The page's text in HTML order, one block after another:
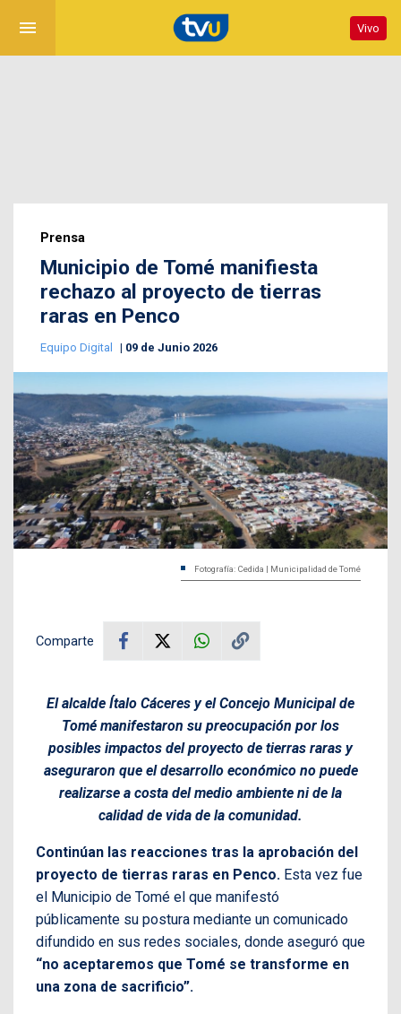
menu Vivo
Prensa
Municipio de Tomé manifiesta
rechazo al proyecto de tierras
raras en Penco
Equipo Digital 09 de Junio 2026
Fotografía: Cedida | Municipalidad de Tomé
Comparte
El alcalde Ítalo Cáceres y el Concejo Municipal de
Tomé manifestaron su preocupación por los
posibles impactos del proyecto de tierras raras y
aseguraron que el desarrollo económico no puede
realizarse a costa del medio ambiente ni de la
calidad de vida de la comunidad.
Continúan las reacciones tras la aprobación del
proyecto de tierras raras en Penco. Esta vez fue
el Municipio de Tomé el que manifestó
públicamente su postura mediante un comunicado
difundido en sus redes sociales, donde aseguró que
“no aceptaremos que Tomé se transforme en
una zona de sacrificio”.